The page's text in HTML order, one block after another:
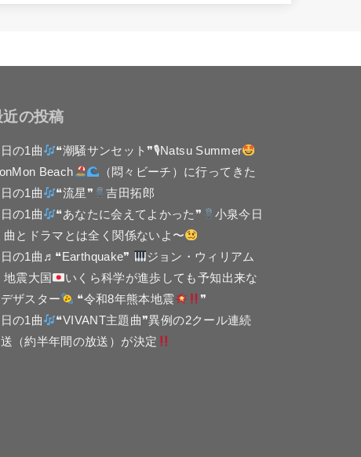
近の投稿
の1曲
❝潮騒サンセット❞🎙Natsu Summer
Beach
（悶々ビーチ）に行ってきた
の1曲
❝流星❞
吉田拓郎
の1曲
❝あなたに会えてよかった❞
小泉今日
曲とドラマとは全く関係ないよ〜
の1曲♬❝Earthquake❞
ジョン・ウィリアム
地震大国
いくら科学が進歩しても予知出来な
ザスター
❝令和8年熊本地震
❞
の1曲
❝VIVANT主題曲❞異例の2クール連続
（約半年間の放送）が決定